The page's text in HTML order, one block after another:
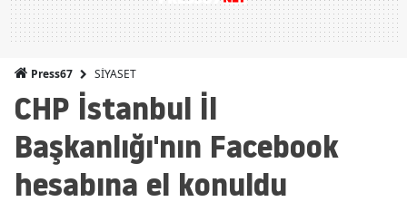
Press67 SİYASET
CHP İstanbul İl
Başkanlığı'nın Facebook
hesabına el konuldu